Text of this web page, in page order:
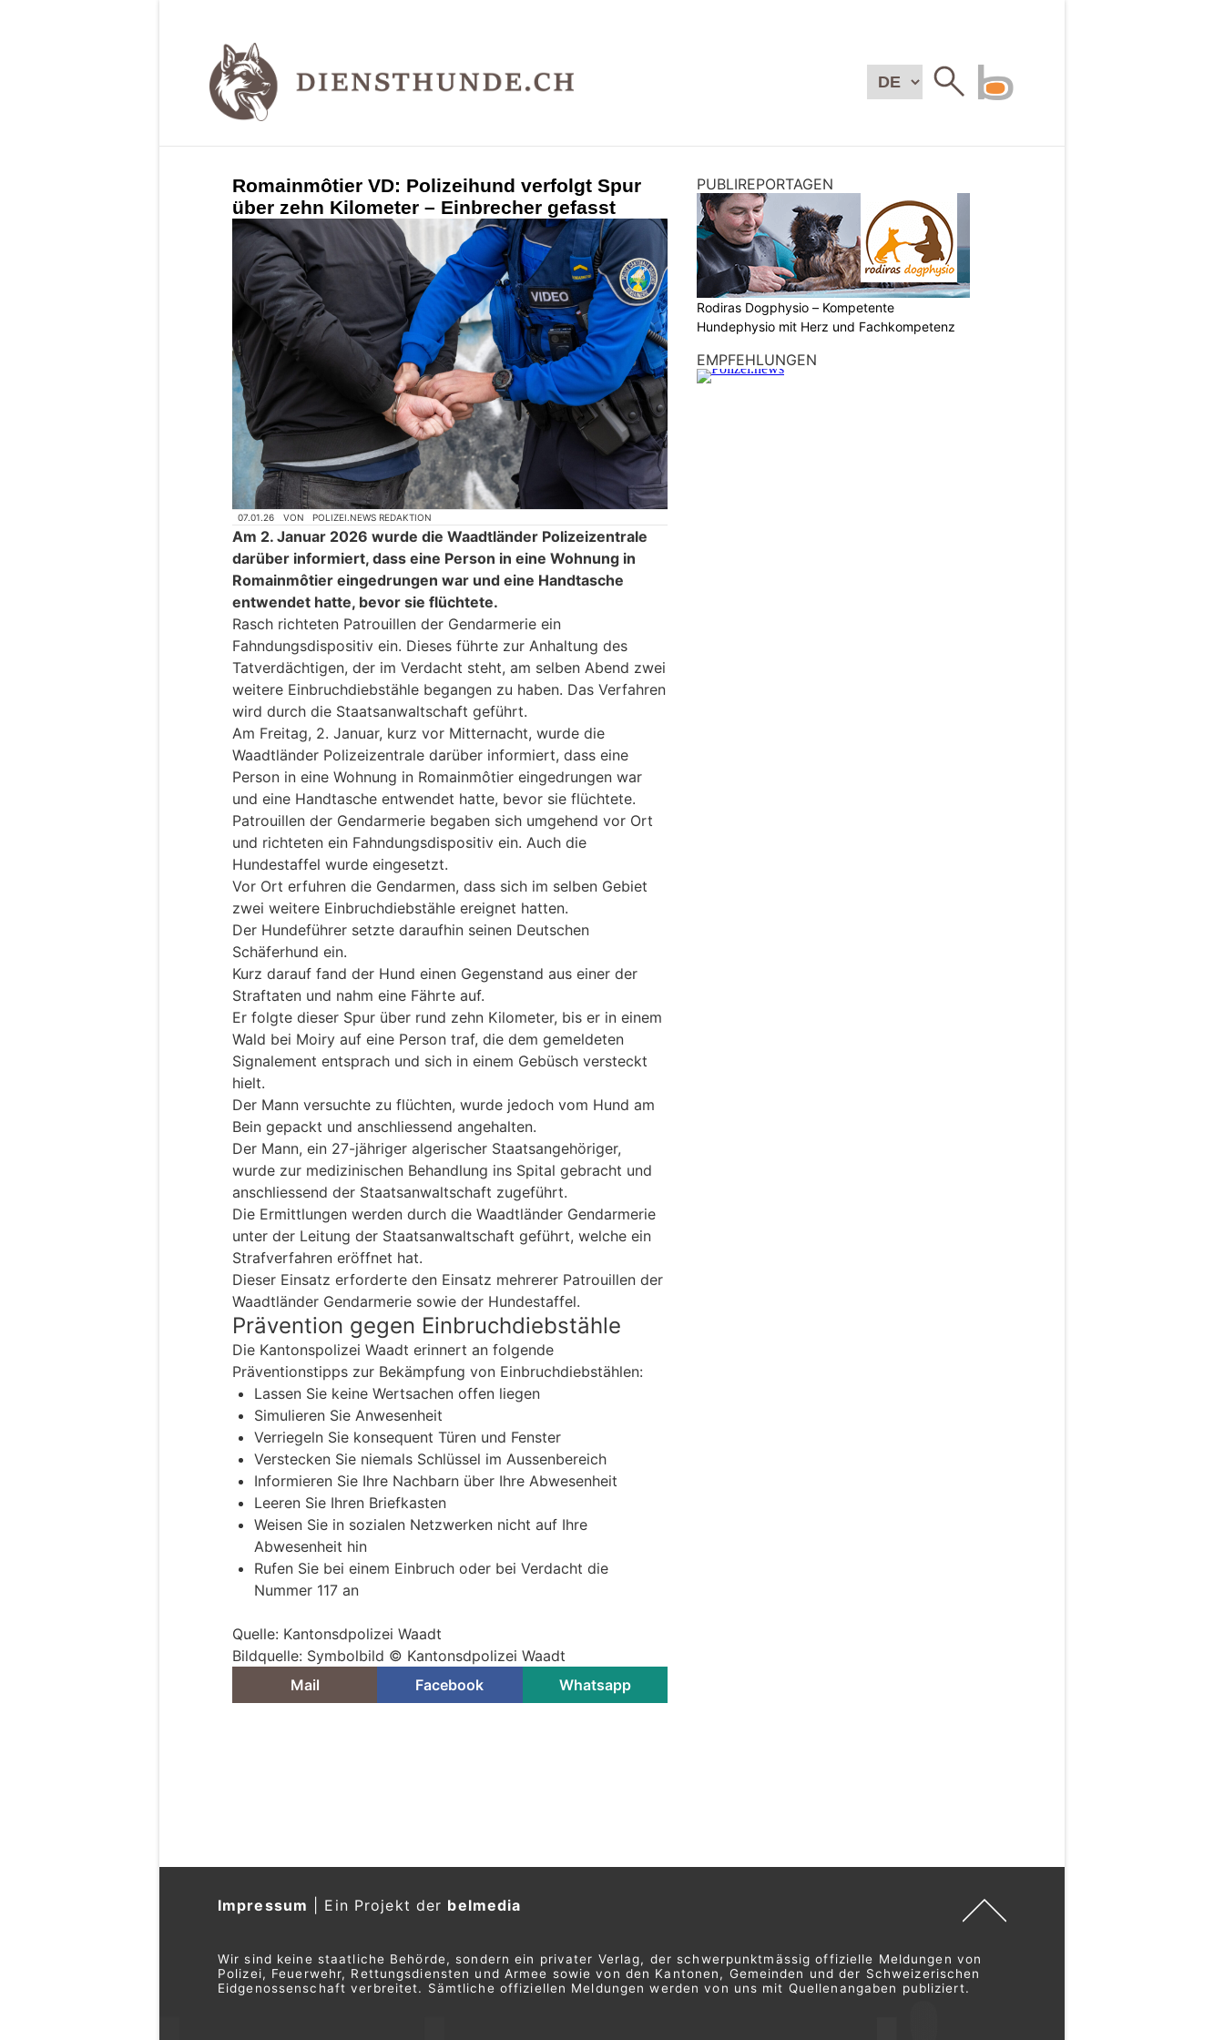
Romainmôtier VD: Polizeihund verfolgt Spur
über zehn Kilometer – Einbrecher gefasst
07.01.26 VON POLIZEI.NEWS REDAKTION
Am 2. Januar 2026 wurde die Waadtländer Polizeizentrale
darüber informiert, dass eine Person in eine Wohnung in
Romainmôtier eingedrungen war und eine Handtasche
entwendet hatte, bevor sie flüchtete.
Rasch richteten Patrouillen der Gendarmerie ein
Fahndungsdispositiv ein. Dieses führte zur Anhaltung des
Tatverdächtigen, der im Verdacht steht, am selben Abend zwei
weitere Einbruchdiebstähle begangen zu haben. Das Verfahren
wird durch die Staatsanwaltschaft geführt.
Am Freitag, 2. Januar, kurz vor Mitternacht, wurde die
Waadtländer Polizeizentrale darüber informiert, dass eine
Person in eine Wohnung in Romainmôtier eingedrungen war
und eine Handtasche entwendet hatte, bevor sie flüchtete.
Patrouillen der Gendarmerie begaben sich umgehend vor Ort
und richteten ein Fahndungsdispositiv ein. Auch die
Hundestaffel wurde eingesetzt.
Vor Ort erfuhren die Gendarmen, dass sich im selben Gebiet
zwei weitere Einbruchdiebstähle ereignet hatten.
Der Hundeführer setzte daraufhin seinen Deutschen
Schäferhund ein.
Kurz darauf fand der Hund einen Gegenstand aus einer der
Straftaten und nahm eine Fährte auf.
Er folgte dieser Spur über rund zehn Kilometer, bis er in einem
Wald bei Moiry auf eine Person traf, die dem gemeldeten
Signalement entsprach und sich in einem Gebüsch versteckt
hielt.
Der Mann versuchte zu flüchten, wurde jedoch vom Hund am
Bein gepackt und anschliessend angehalten.
Der Mann, ein 27-jähriger algerischer Staatsangehöriger,
wurde zur medizinischen Behandlung ins Spital gebracht und
anschliessend der Staatsanwaltschaft zugeführt.
Die Ermittlungen werden durch die Waadtländer Gendarmerie
unter der Leitung der Staatsanwaltschaft geführt, welche ein
Strafverfahren eröffnet hat.
Dieser Einsatz erforderte den Einsatz mehrerer Patrouillen der
Waadtländer Gendarmerie sowie der Hundestaffel.
Prävention gegen Einbruchdiebstähle
Die Kantonspolizei Waadt erinnert an folgende
Präventionstipps zur Bekämpfung von Einbruchdiebstählen:
Lassen Sie keine Wertsachen offen liegen
Simulieren Sie Anwesenheit
Verriegeln Sie konsequent Türen und Fenster
Verstecken Sie niemals Schlüssel im Aussenbereich
Informieren Sie Ihre Nachbarn über Ihre Abwesenheit
Leeren Sie Ihren Briefkasten
Weisen Sie in sozialen Netzwerken nicht auf Ihre
Abwesenheit hin
Rufen Sie bei einem Einbruch oder bei Verdacht die
Nummer 117 an
Quelle: Kantonsdpolizei Waadt
Bildquelle: Symbolbild © Kantonsdpolizei Waadt
Mail
Facebook Whatsapp
PUBLIREPORTAGEN
Rodiras Dogphysio – Kompetente
Hundephysio mit Herz und Fachkompetenz
EMPFEHLUNGEN